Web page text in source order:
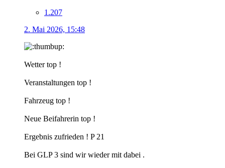
1.207
2. Mai 2026, 15:48
Wetter top !
Veranstaltungen top !
Fahrzeug top !
Neue Beifahrerin top !
Ergebnis zufrieden ! P 21
Bei GLP 3 sind wir wieder mit dabei .